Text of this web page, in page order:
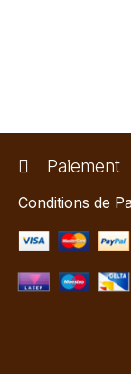
Paiement
Conditions de